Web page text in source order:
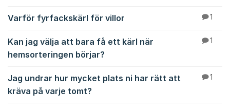
Varför fyrfackskärl för villor 1
Kan jag välja att bara få ett kärl när
hemsorteringen börjar?
1
Jag undrar hur mycket plats ni har rätt att
kräva på varje tomt?
1